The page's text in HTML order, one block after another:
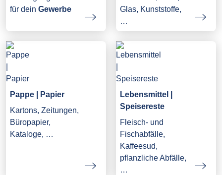
für dein Gewerbe
Glas, Kunststoffe,
…
Pappe | Papier
Kartons, Zeitungen,
Büropapier,
Kataloge, …
Lebensmittel |
Speisereste
Fleisch- und
Fischabfälle,
Kaffeesud,
pflanzliche Abfälle,
…